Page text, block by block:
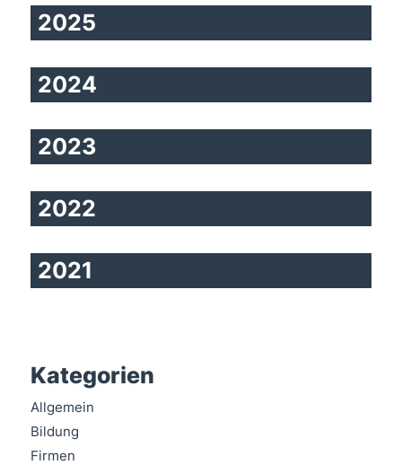
2025
2024
2023
2022
2021
Kategorien
Allgemein
Bildung
Firmen